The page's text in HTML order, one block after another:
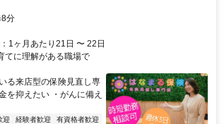
8分
1ヶ月あたり21日 〜 22日
に理解がある職場で
る来店型の保険見直し専
を抑えたい ・がんに備え
迎 経験者歓迎
有資格者歓迎